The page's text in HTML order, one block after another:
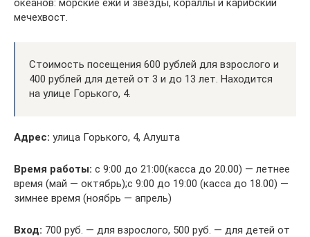
океанов: морские ежи и звезды, кораллы и карибский
мечехвост.
Стоимость посещения 600 рублей для взрослого и
400 рублей для детей от 3 и до 13 лет. Находится
на улице Горького, 4.
Адрес: улица Горького, 4, Алушта
Время работы: с 9:00 до 21:00(касса до 20.00) — летнее
время (май — октябрь);с 9:00 до 19:00 (касса до 18.00) —
зимнее время (ноябрь — апрель)
Вход: 700 руб. — для взрослого, 500 руб. — для детей от